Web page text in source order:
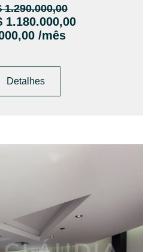
1.290.000,00
1.180.000,00
/mês
Detalhes